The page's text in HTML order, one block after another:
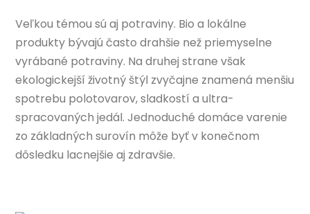
Veľkou témou sú aj potraviny. Bio a lokálne
produkty bývajú často drahšie než priemyselne
vyrábané potraviny. Na druhej strane však
ekologickejší životný štýl zvyčajne znamená menšiu
spotrebu polotovarov, sladkostí a ultra-
spracovaných jedál. Jednoduché domáce varenie
zo základných surovín môže byť v konečnom
dôsledku lacnejšie aj zdravšie.